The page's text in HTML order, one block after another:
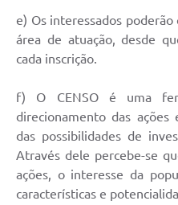
e) Os interessados
área de atuação, desde
cada inscrição.
f) O CENSO é uma
direcionamento das ações
das possibilidades de
Através dele percebe-se
ações, o interesse da
características e